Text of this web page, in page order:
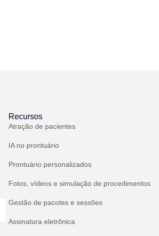
Recursos
Atração de pacientes
IA no prontuário
Prontuário personalizados
Fotos, vídeos e simulação de procedimentos
Gestão de pacotes e sessões
Assinatura eletrônica